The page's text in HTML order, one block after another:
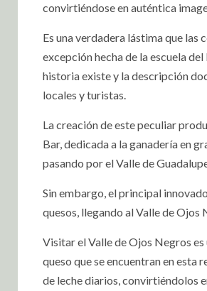
convirtiéndose en auténtica
Es una verdadera lástima que las
excepción hecha de la escuela
historia existe y la descripción
locales y turistas.
La creación de este peculiar
Bar, dedicada a la ganadería en
pasando por el Valle de
Sin embargo, el principal
quesos, llegando al Valle de
Visitar el Valle de Ojos Negros
queso que se encuentran en esta
de leche diarios, convirtiéndolos